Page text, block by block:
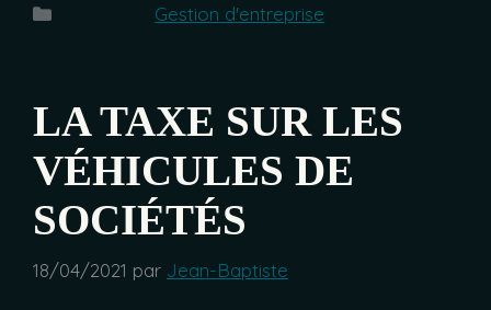
CatégoriesGestion d'entreprise
LA TAXE SUR LES
VÉHICULES DE
SOCIÉTÉS
18/04/2021 par Jean-Baptiste